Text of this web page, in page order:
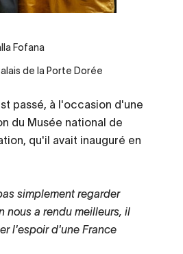
Fofana
de la Porte Dorée
passé, à l'occasion d'une
du Musée national de
qu'il avait inauguré en
simplement regarder
nous a rendu meilleurs, il
l'espoir d'une France